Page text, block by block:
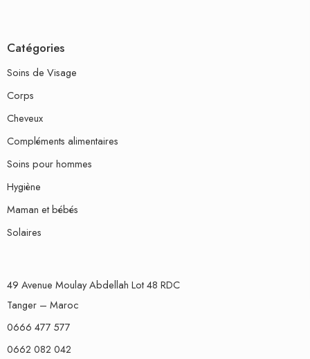
Catégories
Soins de Visage
Corps
Cheveux
Compléments alimentaires
Soins pour hommes
Hygiène
Maman et bébés
Solaires
49 Avenue Moulay Abdellah Lot 48 RDC
Tanger – Maroc
0666 477 577
0662 082 042